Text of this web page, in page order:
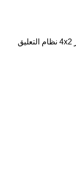
4x2 نظام التعليق